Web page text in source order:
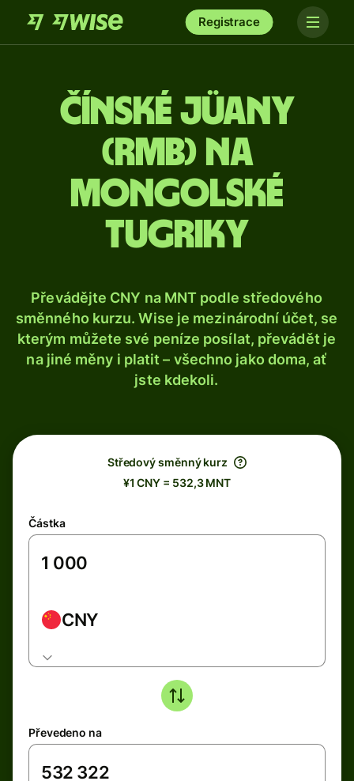
Registrace
Čínské jüany
(rmb) na
mongolské
tugriky
Převádějte CNY na MNT podle středového
směnného kurzu. Wise je mezinárodní účet, se
kterým můžete své peníze posílat, převádět je
na jiné měny i platit – všechno jako doma, ať
jste kdekoli.
Středový směnný kurz
¥1 CNY = 532,3 MNT
Částka
CNY
Převedeno na